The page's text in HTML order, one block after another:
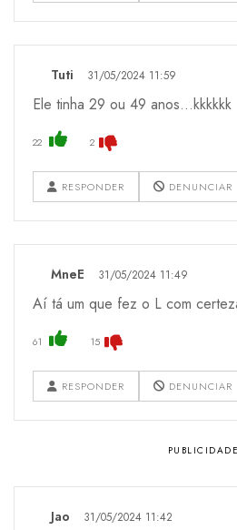
Tuti 31/05/2024 11:59
Ele tinha 29 ou 49 anos...kkkkkk
22 2
RESPONDER DENUNCIAR
MneE 31/05/2024 11:49
Aí tá um que fez o L com
61 15
RESPONDER DENUNCIAR
Jao 31/05/2024 11:42